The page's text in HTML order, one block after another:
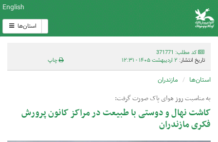
English
استان‌ها
کد مطلب: 371771
تاریخ انتشار: ۲ اردیبهشت ۱۴۰۵ - ۱۲:۳۱ چاپ
استان‌ها مازندران
به مناسبت روز هوای پاک صورت گرفت:
کاشت نهال و دوستی با طبیعت در مراکز کانون پرورش
فکری مازندران